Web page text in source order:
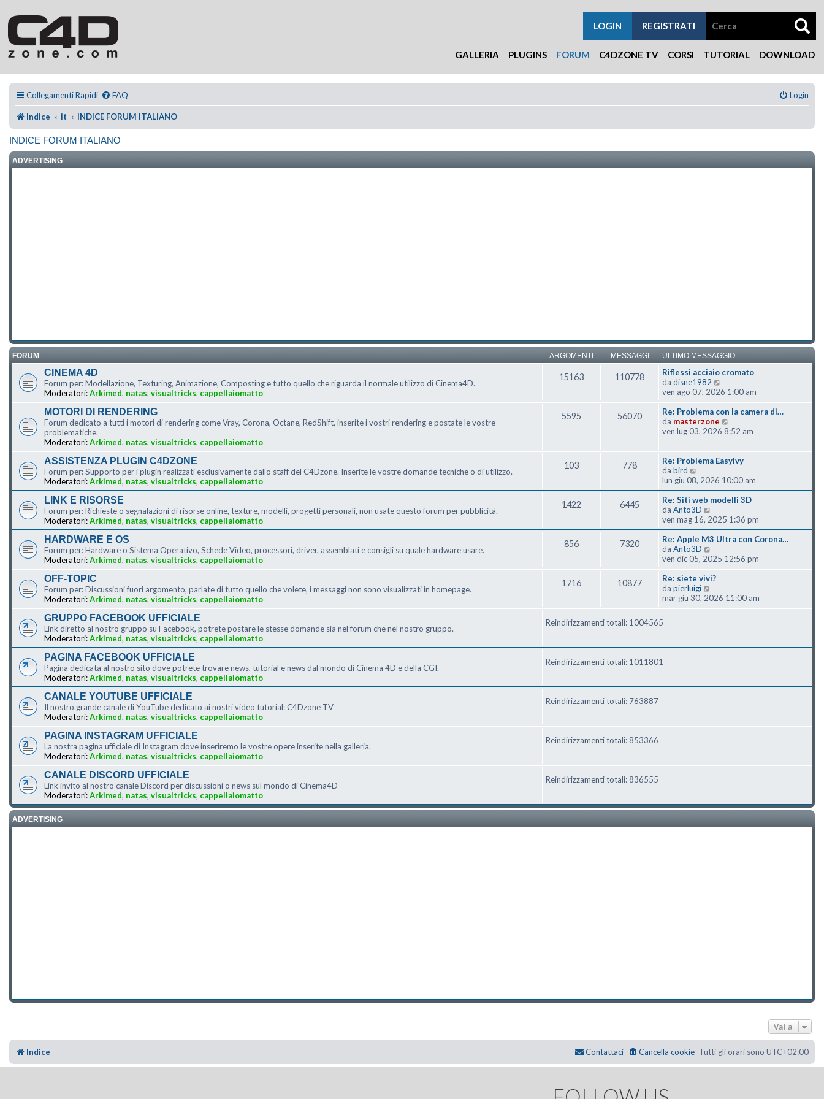
GALLERIA PLUGINS FORUM C4DZONE TV CORSI TUTORIAL DOWNLOAD
REGISTRATI
LOGIN
Collegamenti Rapidi FAQ Login
Indice it INDICE FORUM ITALIANO
INDICE FORUM ITALIANO
ADVERTISING
FORUM ARGOMENTI MESSAGGI ULTIMO MESSAGGIO
CINEMA 4D
Forum per: Modellazione, Texturing, Animazione, Composting e tutto quello che riguarda il normale utilizzo di Cinema4D.
Moderatori:Arkimed, natas, visualtricks, cappellaiomatto
15163 110778
Riflessi acciaio cromato
da disne1982
ven ago 07, 2026 1:00 am
MOTORI DI RENDERING
Forum dedicato a tutti i motori di rendering come Vray, Corona, Octane, RedShift, inserite i vostri rendering e postate le vostre
problematiche.
Moderatori:Arkimed, natas, visualtricks, cappellaiomatto
5595 56070
Re: Problema con la camera di…
da masterzone
ven lug 03, 2026 8:52 am
ASSISTENZA PLUGIN C4DZONE
Forum per: Supporto per i plugin realizzati esclusivamente dallo staff del C4Dzone. Inserite le vostre domande tecniche o di utilizzo.
Moderatori:Arkimed, natas, visualtricks, cappellaiomatto
103 778
Re: Problema EasyIvy
da bird
lun giu 08, 2026 10:00 am
LINK E RISORSE
Forum per: Richieste o segnalazioni di risorse online, texture, modelli, progetti personali, non usate questo forum per pubblicità.
Moderatori:Arkimed, natas, visualtricks, cappellaiomatto
1422 6445
Re: Siti web modelli 3D
da Anto3D
ven mag 16, 2025 1:36 pm
HARDWARE E OS
Forum per: Hardware o Sistema Operativo, Schede Video, processori, driver, assemblati e consigli su quale hardware usare.
Moderatori:Arkimed, natas, visualtricks, cappellaiomatto
856 7320
Re: Apple M3 Ultra con Corona…
da Anto3D
ven dic 05, 2025 12:56 pm
OFF-TOPIC
Forum per: Discussioni fuori argomento, parlate di tutto quello che volete, i messaggi non sono visualizzati in homepage.
Moderatori:Arkimed, natas, visualtricks, cappellaiomatto
1716 10877
Re: siete vivi?
da pierluigi
mar giu 30, 2026 11:00 am
GRUPPO FACEBOOK UFFICIALE
Link diretto al nostro gruppo su Facebook, potrete postare le stesse domande sia nel forum che nel nostro gruppo.
Moderatori:Arkimed, natas, visualtricks, cappellaiomatto
Reindirizzamenti totali: 1004565
PAGINA FACEBOOK UFFICIALE
Pagina dedicata al nostro sito dove potrete trovare news, tutorial e news dal mondo di Cinema 4D e della CGI.
Moderatori:Arkimed, natas, visualtricks, cappellaiomatto
Reindirizzamenti totali: 1011801
CANALE YOUTUBE UFFICIALE
Il nostro grande canale di YouTube dedicato ai nostri video tutorial: C4Dzone TV
Moderatori:Arkimed, natas, visualtricks, cappellaiomatto
Reindirizzamenti totali: 763887
PAGINA INSTAGRAM UFFICIALE
La nostra pagina ufficiale di Instagram dove inseriremo le vostre opere inserite nella galleria.
Moderatori:Arkimed, natas, visualtricks, cappellaiomatto
Reindirizzamenti totali: 853366
CANALE DISCORD UFFICIALE
Link invito al nostro canale Discord per discussioni o news sul mondo di Cinema4D
Moderatori:Arkimed, natas, visualtricks, cappellaiomatto
Reindirizzamenti totali: 836555
ADVERTISING
Vai a
Indice Tutti gli orari sono UTC+02:00
Cancella cookie
Contattaci